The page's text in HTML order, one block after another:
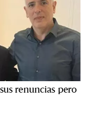
renuncias pero